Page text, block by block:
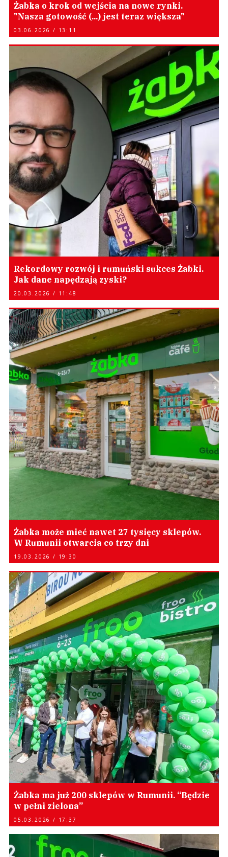
Żabka o krok od wejścia na nowe rynki.
"Nasza gotowość (...) jest teraz większa"
03.06.2026 / 13:11
Rekordowy rozwój i rumuński sukces Żabki.
Jak dane napędzają zyski?
20.03.2026 / 11:48
Żabka może mieć nawet 27 tysięcy sklepów.
W Rumunii otwarcia co trzy dni
19.03.2026 / 19:30
Żabka ma już 200 sklepów w Rumunii. “Będzie
w pełni zielona”
05.03.2026 / 17:37